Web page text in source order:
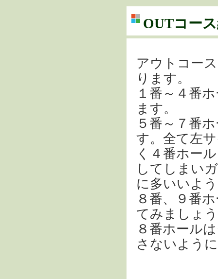
OUTコー
アウトコー
ります。
１番～４番
ます。
５番～７番
す。全て左
く４番ホー
してしまい
に多いいよ
８番、９番
てみましょ
８番ホール
さないよう